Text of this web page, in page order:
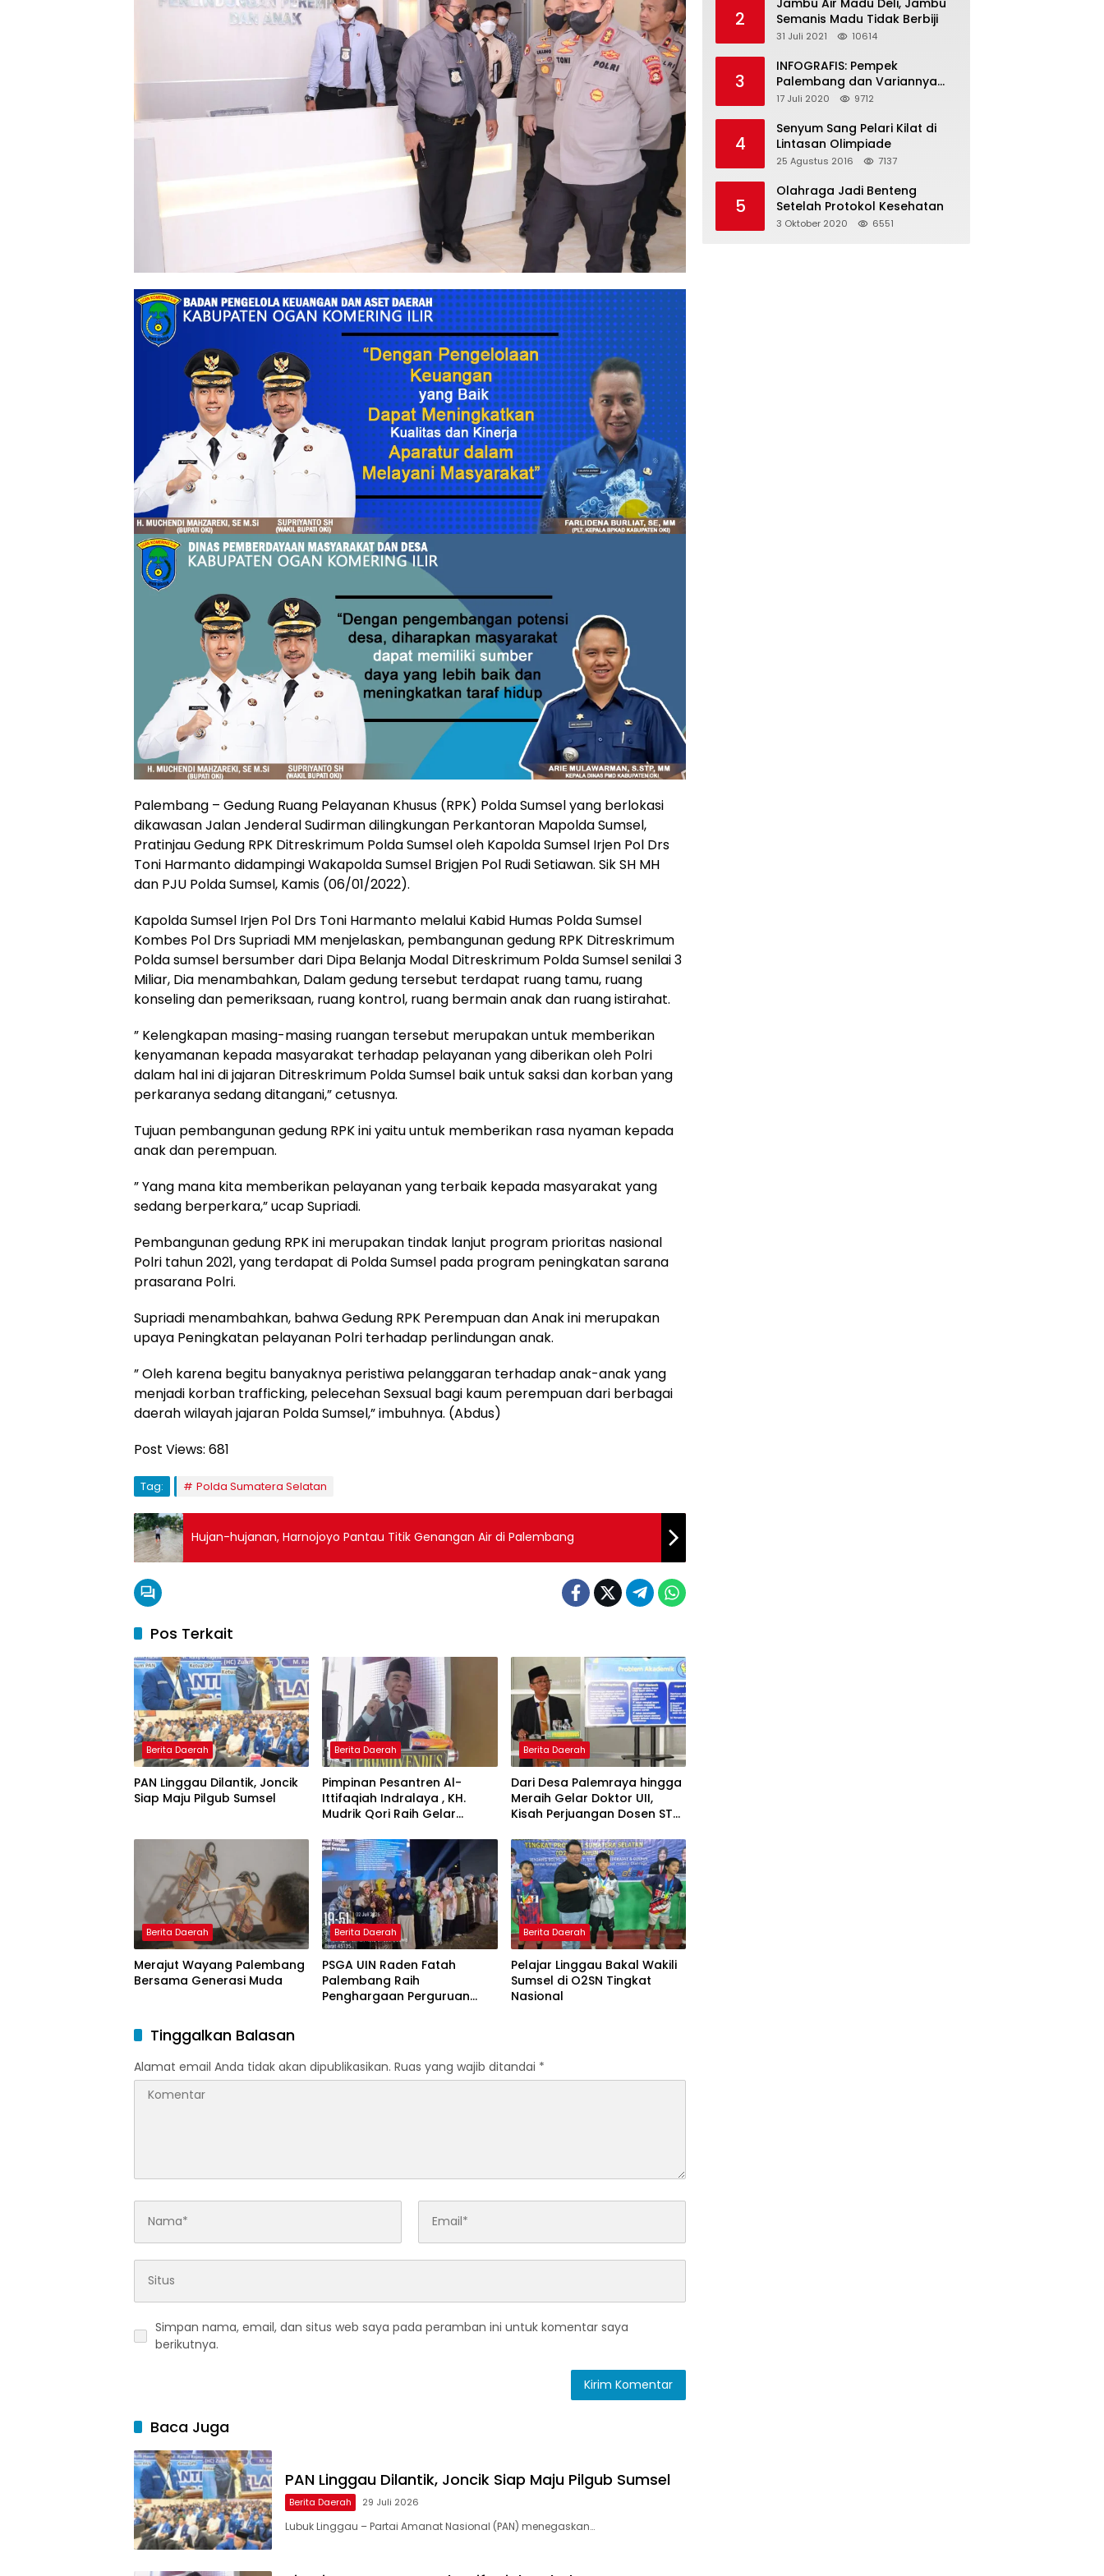
Palembang – Gedung Ruang Pelayanan Khusus (RPK) Polda Sumsel yang berlokasi
dikawasan Jalan Jenderal Sudirman dilingkungan Perkantoran Mapolda Sumsel,
Pratinjau Gedung RPK Ditreskrimum Polda Sumsel oleh Kapolda Sumsel Irjen Pol Drs
Toni Harmanto didampingi Wakapolda Sumsel Brigjen Pol Rudi Setiawan. Sik SH MH
dan PJU Polda Sumsel, Kamis (06/01/2022).
Kapolda Sumsel Irjen Pol Drs Toni Harmanto melalui Kabid Humas Polda Sumsel
Kombes Pol Drs Supriadi MM menjelaskan, pembangunan gedung RPK Ditreskrimum
Polda sumsel bersumber dari Dipa Belanja Modal Ditreskrimum Polda Sumsel senilai 3
Miliar, Dia menambahkan, Dalam gedung tersebut terdapat ruang tamu, ruang
konseling dan pemeriksaan, ruang kontrol, ruang bermain anak dan ruang istirahat.
” Kelengkapan masing-masing ruangan tersebut merupakan untuk memberikan
kenyamanan kepada masyarakat terhadap pelayanan yang diberikan oleh Polri
dalam hal ini di jajaran Ditreskrimum Polda Sumsel baik untuk saksi dan korban yang
perkaranya sedang ditangani,” cetusnya.
Tujuan pembangunan gedung RPK ini yaitu untuk memberikan rasa nyaman kepada
anak dan perempuan.
” Yang mana kita memberikan pelayanan yang terbaik kepada masyarakat yang
sedang berperkara,” ucap Supriadi.
Pembangunan gedung RPK ini merupakan tindak lanjut program prioritas nasional
Polri tahun 2021, yang terdapat di Polda Sumsel pada program peningkatan sarana
prasarana Polri.
Supriadi menambahkan, bahwa Gedung RPK Perempuan dan Anak ini merupakan
upaya Peningkatan pelayanan Polri terhadap perlindungan anak.
” Oleh karena begitu banyaknya peristiwa pelanggaran terhadap anak-anak yang
menjadi korban trafficking, pelecehan Sexsual bagi kaum perempuan dari berbagai
daerah wilayah jajaran Polda Sumsel,” imbuhnya. (Abdus)
Post Views: 681
Tag: Polda Sumatera Selatan
Hujan-hujanan, Harnojoyo Pantau Titik Genangan Air di Palembang
Pos Terkait
Berita Daerah
PAN Linggau Dilantik, Joncik
Siap Maju Pilgub Sumsel
Berita Daerah
Pimpinan Pesantren Al-
Ittifaqiah Indralaya , KH.
Mudrik Qori Raih Gelar
Model Pembelajaran
Nagham Al-Qur’an di UMM
Berita Daerah
Dari Desa Palemraya hingga
Meraih Gelar Doktor UII,
Kisah Perjuangan Dosen STAI
Menjadi Driver Taksi Online
Berita Daerah
Merajut Wayang Palembang
Bersama Generasi Muda
Berita Daerah
PSGA UIN Raden Fatah
Palembang Raih
Penghargaan Perguruan
Berita Daerah
Pelajar Linggau Bakal Wakili
Sumsel di O2SN Tingkat
Nasional
Tinggalkan Balasan
Alamat email Anda tidak akan dipublikasikan. Ruas yang wajib ditandai *
Simpan nama, email, dan situs web saya pada peramban ini untuk komentar saya
berikutnya.
Baca Juga
PAN Linggau Dilantik, Joncik Siap Maju Pilgub Sumsel
Berita Daerah 29 Juli 2026
Lubuk Linggau – Partai Amanat Nasional (PAN) menegaskan…
2
Jambu Air Madu Deli, Jambu
Semanis Madu Tidak Berbiji
31 Juli 2021 10614
3
INFOGRAFIS: Pempek
Palembang dan Variannya
yang Melegenda
17 Juli 2020 9712
4
Senyum Sang Pelari Kilat di
Lintasan Olimpiade
25 Agustus 2016 7137
5
Olahraga Jadi Benteng
Setelah Protokol Kesehatan
3 Oktober 2020 6551